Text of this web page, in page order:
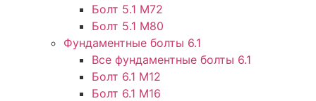
Болт 5.1 М72
Болт 5.1 М80
Фундаментные болты 6.1
Все фундаментные болты 6.1
Болт 6.1 М12
Болт 6.1 М16